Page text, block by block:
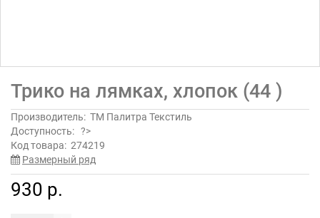
Трико на лямках, хлопок (44 )
Производитель: ТМ Палитра Текстиль
Доступность: ?>
Код товара: 274219
Размерный ряд
930 р.